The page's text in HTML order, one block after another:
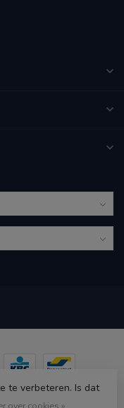
byLightspeed-
te verbeteren. Is dat
over cookies »